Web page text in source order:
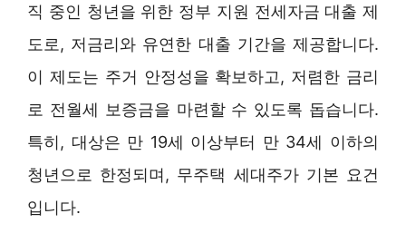
직 중인 청년을 위한 정부 지원 전세자금 대출 제
도로, 저금리와 유연한 대출 기간을 제공합니다.
이 제도는 주거 안정성을 확보하고, 저렴한 금리
로 전월세 보증금을 마련할 수 있도록 돕습니다.
특히, 대상은 만 19세 이상부터 만 34세 이하의
청년으로 한정되며, 무주택 세대주가 기본 요건
입니다.